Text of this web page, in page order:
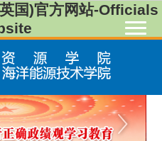
国)官方网站-Officials